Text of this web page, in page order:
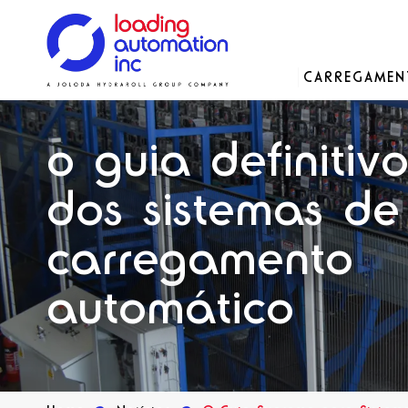
Automation
Inc
Main
menu
Soluções
Peças de reposição
Soluções
Soluções
Nossa história
o guia
dos sistemas de
carregamento
automático